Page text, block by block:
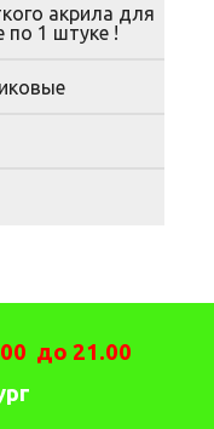
акрила для
по 1 штуке !
до 21.00